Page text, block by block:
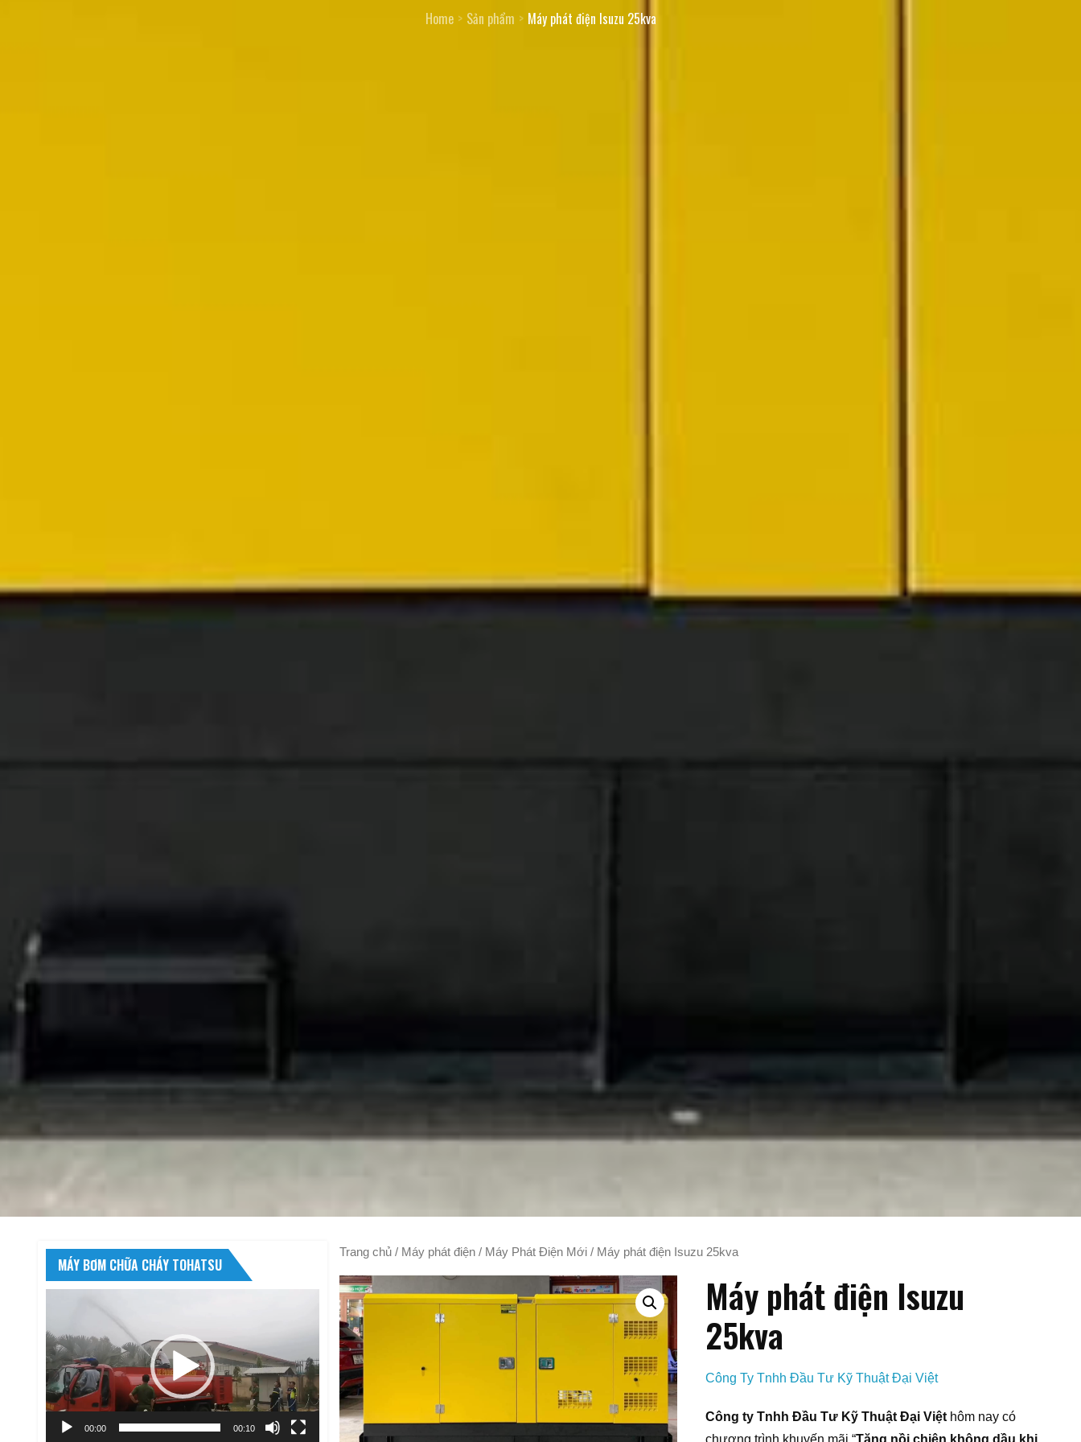
Home Sản phẩm Máy phát điện Isuzu 25kva
Trang chủ / Máy phát điện / Máy Phát Điện Mới / Máy phát điện Isuzu 25kva
Máy phát điện Isuzu
25kva
Công Ty Tnhh Đầu Tư Kỹ Thuật Đại Việt
Công ty Tnhh Đầu Tư Kỹ Thuật Đại Việt hôm nay có
chương trình khuyến mãi “Tặng nồi chiên không dầu khi
MÁY BƠM CHỮA CHÁY TOHATSU
Video
00:00 00:10